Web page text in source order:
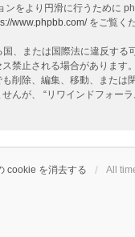
をより円滑に行うために
www.phpbb.com/をご覧くだ
、または国際法に違反する
禁止される場合があります
削除、編集、移動、または
んが、 “リワインドフォー
cookie を消去する All